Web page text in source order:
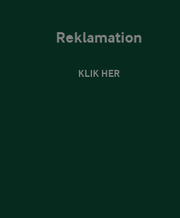
Reklamation
KLIK HER